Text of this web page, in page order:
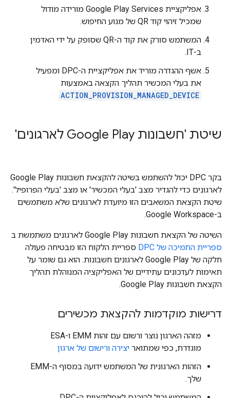
אפליקציית Google Play Services מורידה מודול
שמכיל זיהוי קוד QR של מנוע החיפוש.
המשתמש סורק את קוד ה-QR שסופק על ידי האדמין
ב-IT.
אשף ההגדרה מוריד את אפליקציית ה-DPC ומפעיל
את בעלי המכשיר תהליך הקצאה באמצעות
ACTION_PROVISION_MANAGED_DEVICE
שיטת 'חשבונות Google Play לארגונים'
בקר DPC יכול להשתמש בשיטה להקצאת חשבונות Google Play
לארגונים כדי להגדיר מצב 'בעלי המכשיר' או מצב 'בעלי הפרופיל'.
שיטת הקצאת המשאבים הזו מיועדת לארגונים שלא משתמשים
ב-Google Workspace.
השיטה של הקצאת חשבונות Google Play לארגונים משתמשת ב
ספריית התמיכה של DPC
ספריית הלקוח הזו מבטיחה פעולה
חלקה של Google Play לארגונים חשבונות. הוא גם שומר על
תאימות לעדכונים עתידיים של האפליקציה המנוהלת תהליך
הקצאת חשבונות Google Play.
דרישות מוקדמות להקצאת מכשירים
מזהה הארגון נוצר ורשום עם זהות EMM ו-ESA
מוגדרת, כפי שמתואר יצירה ורישום של ארגון
הזהות הארגונית של המשתמש ידועה במסוף ה-EMM
שלך.